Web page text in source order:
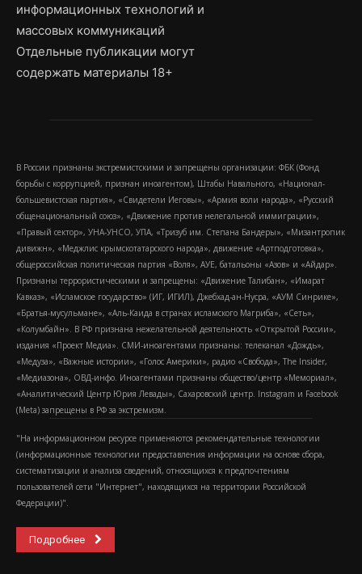
информационных технологий и
массовых коммуникаций
Отдельные публикации могут
содержать материалы 18+
В России признаны экстремистскими и запрещены организации: ФБК (Фонд
борьбы с коррупцией, признан иноагентом), Штабы Навального, «Национал-
большевистская партия», «Свидетели Иеговы», «Армия воли народа», «Русский
общенациональный союз», «Движение против нелегальной иммиграции»,
«Правый сектор», УНА-УНСО, УПА, «Тризуб им. Степана Бандеры», «Мизантропик
дивижн», «Меджлис крымскотатарского народа», движение «Артподготовка»,
общероссийская политическая партия «Воля», АУЕ, батальоны «Азов» и «Айдар».
Признаны террористическими и запрещены: «Движение Талибан», «Имарат
Кавказ», «Исламское государство» (ИГ, ИГИЛ), Джебхад-ан-Нусра, «АУМ Синрике»,
«Братья-мусульмане», «Аль-Каида в странах исламского Магриба», «Сеть»,
«Колумбайн». В РФ признана нежелательной деятельность «Открытой России»,
издания «Проект Медиа». СМИ-иноагентами признаны: телеканал «Дождь»,
«Медуза», «Важные истории», «Голос Америки», радио «Свобода», The Insider,
«Медиазона», ОВД-инфо. Иноагентами признаны общество/центр «Мемориал»,
«Аналитический Центр Юрия Левады», Сахаровский центр. Instagram и Facebook
(Metа) запрещены в РФ за экстремизм.
"На информационном ресурсе применяются рекомендательные технологии
(информационные технологии предоставления информации на основе сбора,
систематизации и анализа сведений, относящихся к предпочтениям
пользователей сети "Интернет", находящихся на территории Российской
Федерации)".
Подробнее